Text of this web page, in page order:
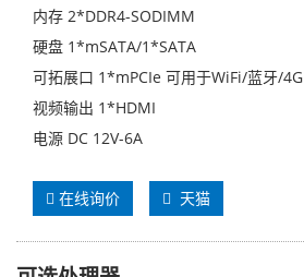
内存 2*DDR4-SODIMM
硬盘 1*mSATA/1*SATA
可拓展口 1*mPCIe 可用于WiFi/蓝牙/4G
视频输出 1*HDMI
电源 DC 12V-6A
在线询价 天猫